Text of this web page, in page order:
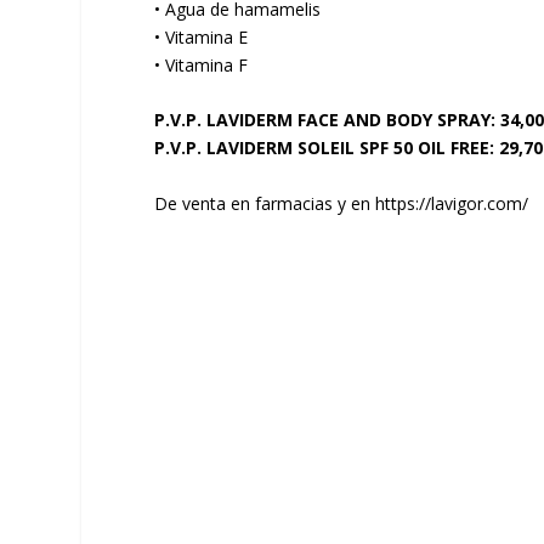
• Agua de hamamelis
• Vitamina E
• Vitamina F
P.V.P. LAVIDERM FACE AND BODY SPRAY:
P.V.P. LAVIDERM SOLEIL SPF 50 OIL FREE:
De venta en farmacias y en https://lavigor.com/